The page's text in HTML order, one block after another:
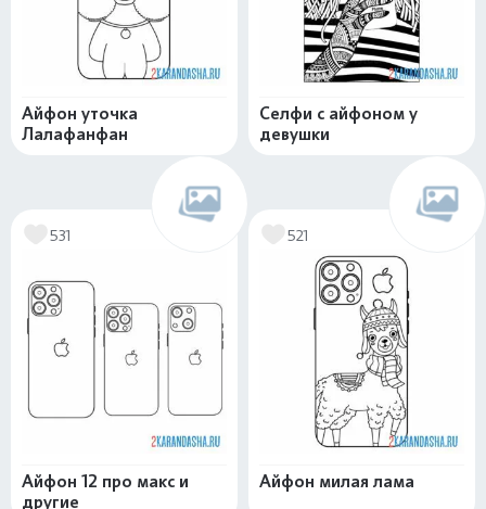
Айфон уточка
Лалафанфан
Селфи с айфоном у
девушки
531
Айфон 12 про макс и
другие
521
Айфон милая лама